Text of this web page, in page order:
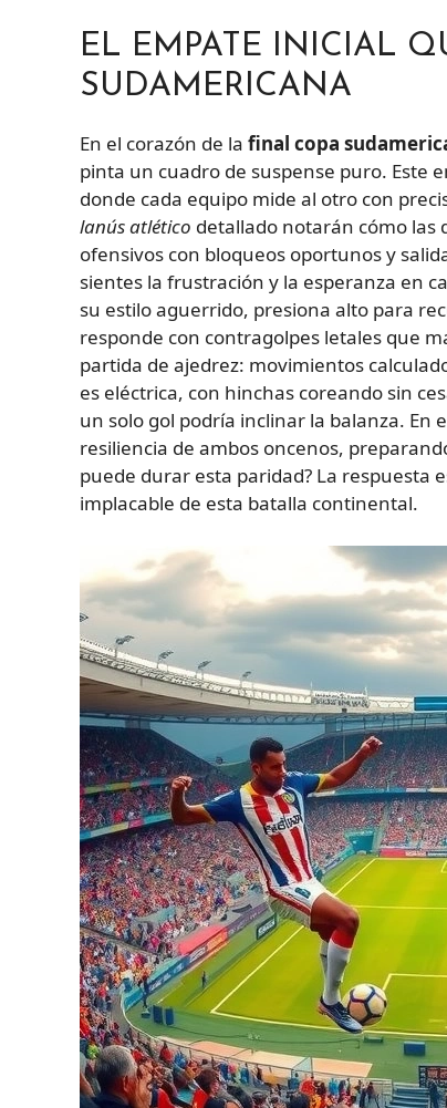
EL EMPATE INICIAL
SUDAMERICANA
En el corazón de la final copa
pinta un cuadro de suspense puro. Este
donde cada equipo mide al otro con
lanús atlético detallado notarán cómo
ofensivos con bloqueos oportunos y
sientes la frustración y la esperanza en
su estilo aguerrido, presiona alto para
responde con contragolpes letales que
partida de ajedrez: movimientos
es eléctrica, con hinchas coreando sin
un solo gol podría inclinar la balanza. En
resiliencia de ambos oncenos,
puede durar esta paridad? La respuesta
implacable de esta batalla continental.